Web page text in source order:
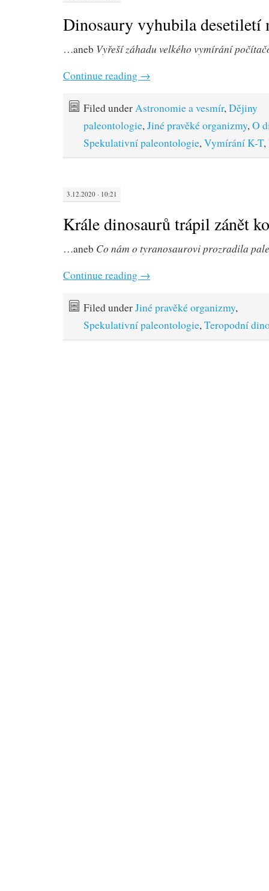
Dinosaury vyhubila desetiletí
…aneb Vyřeší záhadu velkého vymírání
Continue reading →
Filed underAstronomie a vesmír,Dějiny
paleontologie,Jiné pravěké organizmy,O
Spekulativní paleontologie,Vymírání K-T,
3.12.2020 · 10:21
Krále dinosaurů trápil zánět
…aneb Co nám o tyranosaurovi prozradila
Continue reading →
Filed underJiné pravěké organizmy,
Spekulativní paleontologie, Teropodní